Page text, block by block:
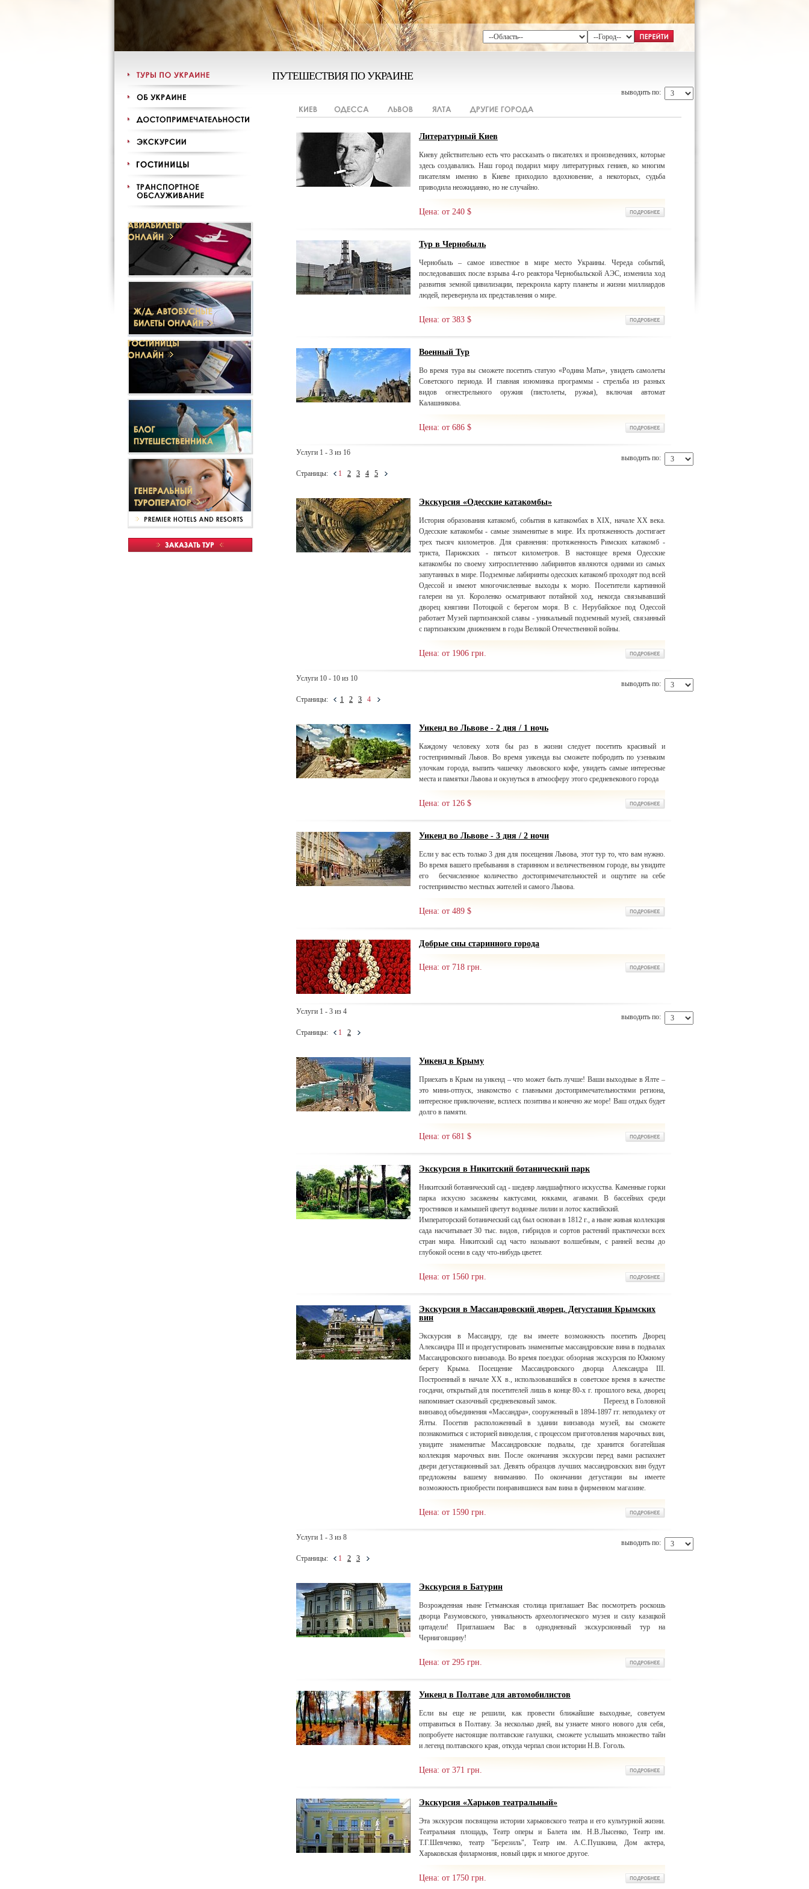
ПУТЕШЕСТВИЯ ПО УКРАИНЕ
выводить по:
Литературный Киев
Киеву действительно есть что рассказать о писателях и произведениях, которые
здесь создавались. Наш город подарил миру литературных гениев, ко многим
писателям именно в Киеве приходило вдохновение, а некоторых, судьба
приводила неожиданно, но не случайно.
Цена: от 240 $
Тур в Чернобыль
Чернобыль – самое известное в мире место Украины. Череда событий,
последовавших после взрыва 4-го реактора Чернобыльской АЭС, изменила ход
развития земной цивилизации, перекроила карту планеты и жизни миллиардов
людей, перевернула их представления о мире.
Цена: от 383 $
Военный Тур
Во время тура вы сможете посетить статую «Родина Мать», увидеть самолеты
Советского периода. И главная изюминка программы - стрельба из разных
видов огнестрельного оружия (пистолеты, ружья), включая автомат
Калашникова.
Цена: от 686 $
Услуги 1 - 3 из 16
Страницы: 1 2 3 4 5
выводить по:
Экскурсия «Одесские катакомбы»
История образования катакомб, события в катакомбах в XIX, начале ХХ века.
Одесские катакомбы - самые знаменитые в мире. Их протяженность достигает
трех тысяч километров. Для сравнения: протяженность Римских катакомб -
триста, Парижских - пятьсот километров. В настоящее время Одесские
катакомбы по своему хитросплетению лабиринтов являются одними из самых
запутанных в мире. Подземные лабиринты одесских катакомб проходят под всей
Одессой и имеют многочисленные выходы к морю. Посетители картинной
галереи на ул. Короленко осматривают потайной ход, некогда связывавший
дворец княгини Потоцкой с берегом моря. В с. Нерубайское под Одессой
работает Музей партизанской славы - уникальный подземный музей, связанный
с партизанским движением в годы Великой Отечественной войны.
Цена: от 1906 грн.
Услуги 10 - 10 из 10
Страницы: 1 2 3 4
выводить по:
Уикенд во Львове - 2 дня / 1 ночь
Каждому человеку хотя бы раз в жизни следует посетить красивый и
гостеприимный Львов. Во время уикенда вы сможете побродить по узеньким
улочкам города, выпить чашечку львовского кофе, увидеть самые интересные
места и памятки Львова и окунуться в атмосферу этого средневекового города
Цена: от 126 $
Уикенд во Львове - 3 дня / 2 ночи
Если у вас есть только 3 дня для посещения Львова, этот тур то, что вам нужно.
Во время вашего пребывания в старинном и величественном городе, вы увидите
его бесчисленное количество достопримечательностей и ощутите на себе
гостеприимство местных жителей и самого Львова.
Цена: от 489 $
Добрые сны старинного города
Цена: от 718 грн.
Услуги 1 - 3 из 4
Страницы: 1 2
выводить по:
Уикенд в Крыму
Приехать в Крым на уикенд – что может быть лучше! Ваши выходные в Ялте –
это мини-отпуск, знакомство с главными достопримечательностями региона,
интересное приключение, всплеск позитива и конечно же море! Ваш отдых будет
долго в памяти.
Цена: от 681 $
Экскурсия в Никитский ботанический парк
Никитский ботанический сад - шедевр ландшафтного искусства. Каменные горки
парка искусно засажены кактусами, юкками, агавами. В бассейнах среди
тростников и камышей цветут водяные лилии и лотос каспийский.
Императорский ботанический сад был основан в 1812 г., а ныне живая коллекция
сада насчитывает 30 тыс. видов, гибридов и сортов растений практически всех
стран мира. Никитский сад часто называют волшебным, с ранней весны до
глубокой осени в саду что-нибудь цветет.
Цена: от 1560 грн.
Экскурсия в Массандровский дворец. Дегустация Крымских
вин
Экскурсия в Массандру, где вы имеете возможность посетить Дворец
Александра III и продегустировать знаменитые массандровские вина в подвалах
Массандровского винзавода. Во время поездки: обзорная экскурсия по Южному
берегу Крыма. Посещение Массандровского дворца Александра III.
Построенный в начале XX в., использовавшийся в советское время в качестве
госдачи, открытый для посетителей лишь в конце 80-х г. прошлого века, дворец
напоминает сказочный средневековый замок. Переезд в Головной
винзавод объединения «Массандра», сооруженный в 1894-1897 гг. неподалеку от
Ялты. Посетив расположенный в здании винзавода музей, вы сможете
познакомиться с историей виноделия, с процессом приготовления марочных вин,
увидите знаменитые Массандровские подвалы, где хранится богатейшая
коллекция марочных вин. После окончания экскурсии перед вами распахнет
двери дегустационный зал. Девять образцов лучших массандровских вин будут
предложены вашему вниманию. По окончании дегустации вы имеете
возможность приобрести понравившиеся вам вина в фирменном магазине.
Цена: от 1590 грн.
Услуги 1 - 3 из 8
Страницы: 1 2 3
выводить по:
Экскурсия в Батурин
Возрожденная ныне Гетманская столица приглашает Вас посмотреть роскошь
дворца Разумовского, уникальность археологического музея и силу казацкой
цитадели! Приглашаем Вас в однодневный экскурсионный тур на
Черниговщину!
Цена: от 295 грн.
Уикенд в Полтаве для автомобилистов
Если вы еще не решили, как провести ближайшие выходные, советуем
отправиться в Полтаву. За несколько дней, вы узнаете много нового для себя,
попробуете настоящие полтавские галушки, сможете услышать множество тайн
и легенд полтавского края, откуда черпал свои истории Н.В. Гоголь.
Цена: от 371 грн.
Экскурсия «Харьков театральный»
Эта экскурсия посвящена истории харьковского театра и его культурной жизни.
Театральная площадь, Театр оперы и Балета им. Н.В.Лысенко, Театр им.
Т.Г.Шевченко, театр "Березиль", Театр им. А.С.Пушкина, Дом актера,
Харьковская филармония, новый цирк и многое другое.
Цена: от 1750 грн.